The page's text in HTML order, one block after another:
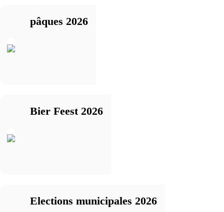
pâques 2026
Bier Feest 2026
Elections municipales 2026